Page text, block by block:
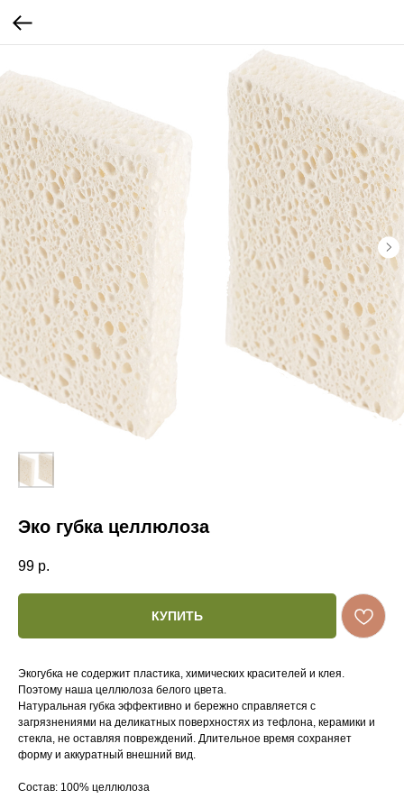
Эко губка целлюлоза
99 р.
КУПИТЬ
Экогубка не содержит пластика, химических красителей и клея.
Поэтому наша целлюлоза белого цвета.
Натуральная губка эффективно и бережно справляется с
загрязнениями на деликатных поверхностях из тефлона, керамики и
стекла, не оставляя повреждений. Длительное время сохраняет
форму и аккуратный внешний вид.
Состав: 100% целлюлоза